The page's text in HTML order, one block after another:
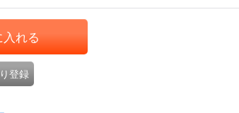
入れる
登録